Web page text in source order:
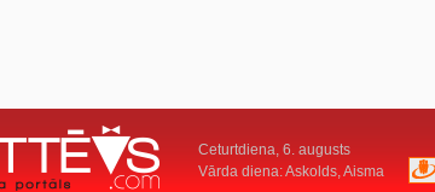
Ceturtdiena, 6. augusts
Vārda diena: Askolds, Aisma